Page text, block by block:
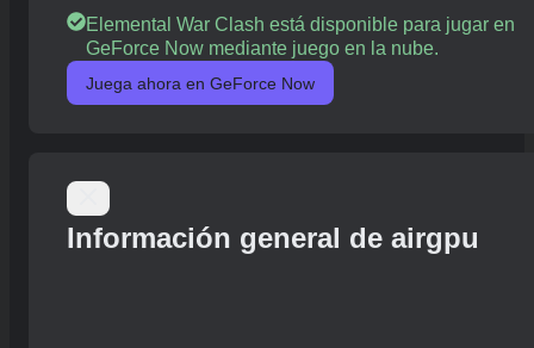
Elemental War Clash está disponible para jugar en
GeForce Now mediante juego en la nube.
Juega ahora en GeForce Now
Información general de airgpu